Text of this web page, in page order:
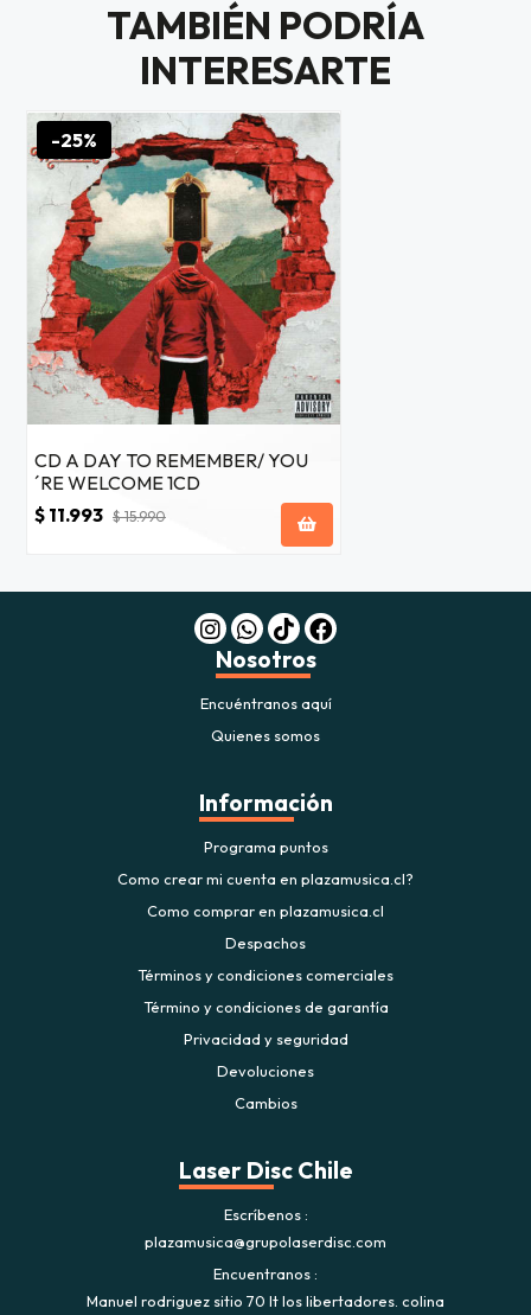
TAMBIÉN PODRÍA
INTERESARTE
-25%
CD A DAY TO REMEMBER/ YOU
´RE WELCOME 1CD
$ 11.993 $ 15.990
Nosotros
Encuéntranos aquí
Quienes somos
Información
Programa puntos
Como crear mi cuenta en plazamusica.cl?
Como comprar en plazamusica.cl
Despachos
Términos y condiciones comerciales
Término y condiciones de garantía
Privacidad y seguridad
Devoluciones
Cambios
Laser Disc Chile
Escríbenos
plazamusica@grupolaserdisc.com
Encuentranos
Manuel rodriguez sitio 70 lt los libertadores. colina